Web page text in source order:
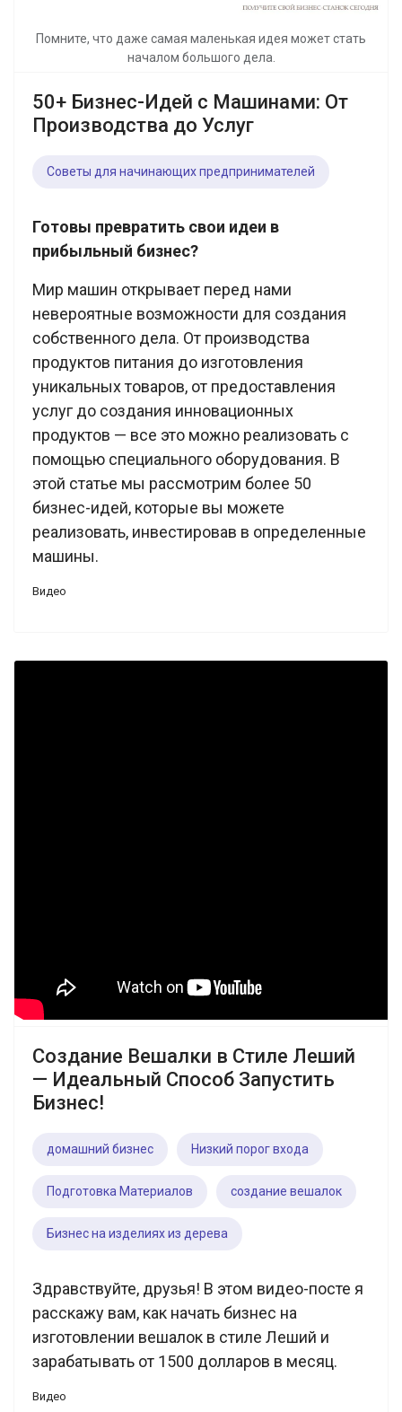
Помните, что даже самая маленькая идея может стать
началом большого дела.
50+ Бизнес-Идей с Машинами: От
Производства до Услуг
Советы для начинающих предпринимателей
Готовы превратить свои идеи в
прибыльный бизнес?
Мир машин открывает перед нами
невероятные возможности для создания
собственного дела. От производства
продуктов питания до изготовления
уникальных товаров, от предоставления
услуг до создания инновационных
продуктов — все это можно реализовать с
помощью специального оборудования. В
этой статье мы рассмотрим более 50
бизнес-идей, которые вы можете
реализовать, инвестировав в определенные
машины.
Видео
Создание Вешалки в Стиле Леший
— Идеальный Способ Запустить
Бизнес!
домашний бизнес Низкий порог входа
Подготовка Материалов создание вешалок
Бизнес на изделиях из дерева
Здравствуйте, друзья! В этом видео-посте я
расскажу вам, как начать бизнес на
изготовлении вешалок в стиле Леший и
зарабатывать от 1500 долларов в месяц.
Видео